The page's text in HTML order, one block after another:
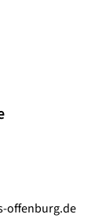
offenburg.de